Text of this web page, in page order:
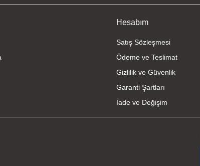
Hesabım
Satış Sözleşmesi
Ödeme ve Teslimat
Gizlilik ve Güvenlik
Garanti Şartları
İade ve Değişim